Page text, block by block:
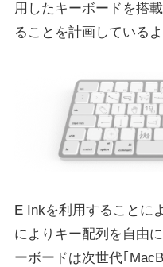
用したキーボードを搭
ることを計画している
E Inkを利用することに
によりキー配列を自由
ーボードは次世代｢